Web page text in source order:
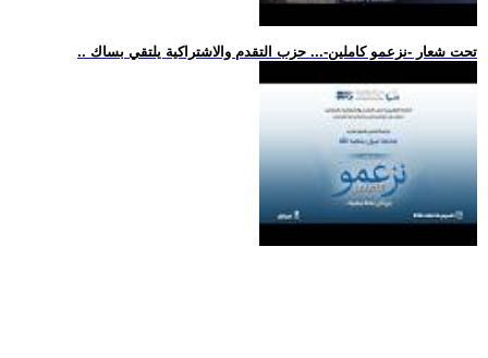
.. تحت شعار -نزعمو كاملين-... حزب التقدم والاشتراكية يلتقي بساك